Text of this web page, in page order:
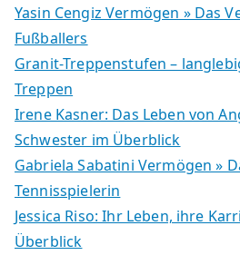
Yasin Cengiz Vermögen » Das
Fußballers
Granit-Treppenstufen –
Treppen
Irene Kasner: Das Leben von
Schwester im Überblick
Gabriela Sabatini Vermögen »
Tennisspielerin
Jessica Riso: Ihr Leben, ihre
Überblick